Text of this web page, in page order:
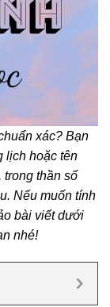
xác? Bạn
lịch hoặc tên
trong thần số
Nếu muốn tính
bài viết dưới
nhé!